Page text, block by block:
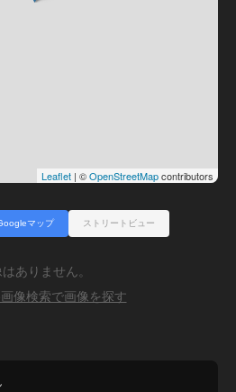
Leaflet | ©OpenStreetMapcontributors
マップ ストリートビュー
ありません。
像検索で画像を探す